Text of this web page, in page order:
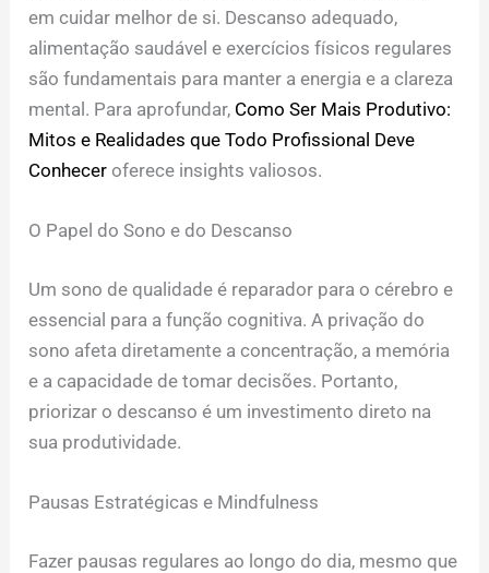
em cuidar melhor de si. Descanso adequado,
alimentação saudável e exercícios físicos regulares
são fundamentais para manter a energia e a clareza
mental. Para aprofundar, Como Ser Mais Produtivo:
Mitos e Realidades que Todo Profissional Deve
Conhecer oferece insights valiosos.
O Papel do Sono e do Descanso
Um sono de qualidade é reparador para o cérebro e
essencial para a função cognitiva. A privação do
sono afeta diretamente a concentração, a memória
e a capacidade de tomar decisões. Portanto,
priorizar o descanso é um investimento direto na
sua produtividade.
Pausas Estratégicas e Mindfulness
Fazer pausas regulares ao longo do dia, mesmo que